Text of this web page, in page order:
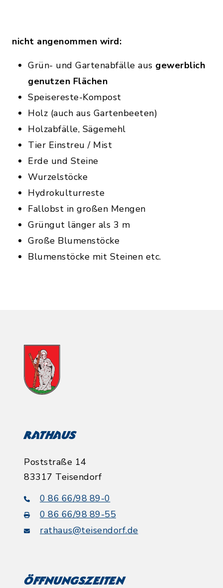
nicht angenommen wird:
Grün- und Gartenabfälle aus gewerblich
genutzen Flächen
Speisereste-Kompost
Holz (auch aus Gartenbeeten)
Holzabfälle, Sägemehl
Tier Einstreu / Mist
Erde und Steine
Wurzelstöcke
Hydrokulturreste
Fallobst in großen Mengen
Grüngut länger als 3 m
Große Blumenstöcke
Blumenstöcke mit Steinen etc.
Rathaus
Poststraße 14
83317 Teisendorf
0 86 66/98 89-0
0 86 66/98 89-55
rathaus@teisendorf.de
Öffnungszeiten